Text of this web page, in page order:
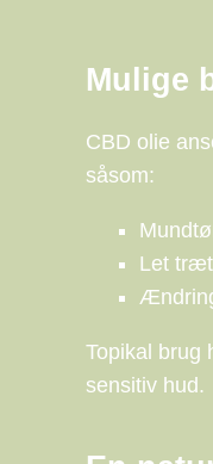
Mulige
CBD olie
såsom:
Let
Topikal brug
sensitiv hud.